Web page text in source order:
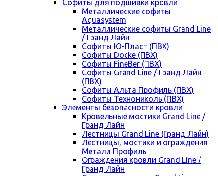
Cофиты для подшивки кровли
Металлические софиты
Aquasystem
Металлические софиты Grand Line
/ Гранд Лайн
Софиты Ю-Пласт (ПВХ)
Софиты Docke (ПВХ)
Софиты FineBer (ПВХ)
Софиты Grand Line / Гранд Лайн
(ПВХ)
Софиты Альта Профиль (ПВХ)
Софиты Технониколь (ПВХ)
Элементы безопасности кровли
Кровельные мостики Grand Line /
Гранд Лайн
Лестницы Grand Line (Гранд Лайн)
Лестницы, мостики и ограждения
Металл Профиль
Ограждения кровли Grand Line /
Гранд Лайн